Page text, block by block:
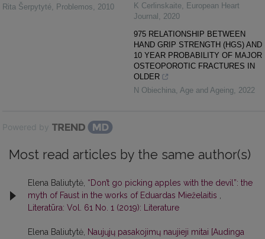
Rita Šerpytyté, Problemos, 2010
K Cerlinskaite, European Heart
Journal , 2020
975 RELATIONSHIP BETWEEN
HAND GRIP STRENGTH (HGS) AND
10 YEAR PROBABILITY OF MAJOR
OSTEOPOROTIC FRACTURES IN
OLDER
N Obiechina, Age and Ageing, 2022
Powered by
Most read articles by the same author(s)
Elena Baliutytė, “Don’t go picking apples with the devil”: the
myth of Faust in the works of Eduardas Mieželaitis
Literatūra: Vol. 61 No. 1 (2019): Literature
Elena Baliutytė, Naujųjų pasakojimų naujieji mitai [Audinga